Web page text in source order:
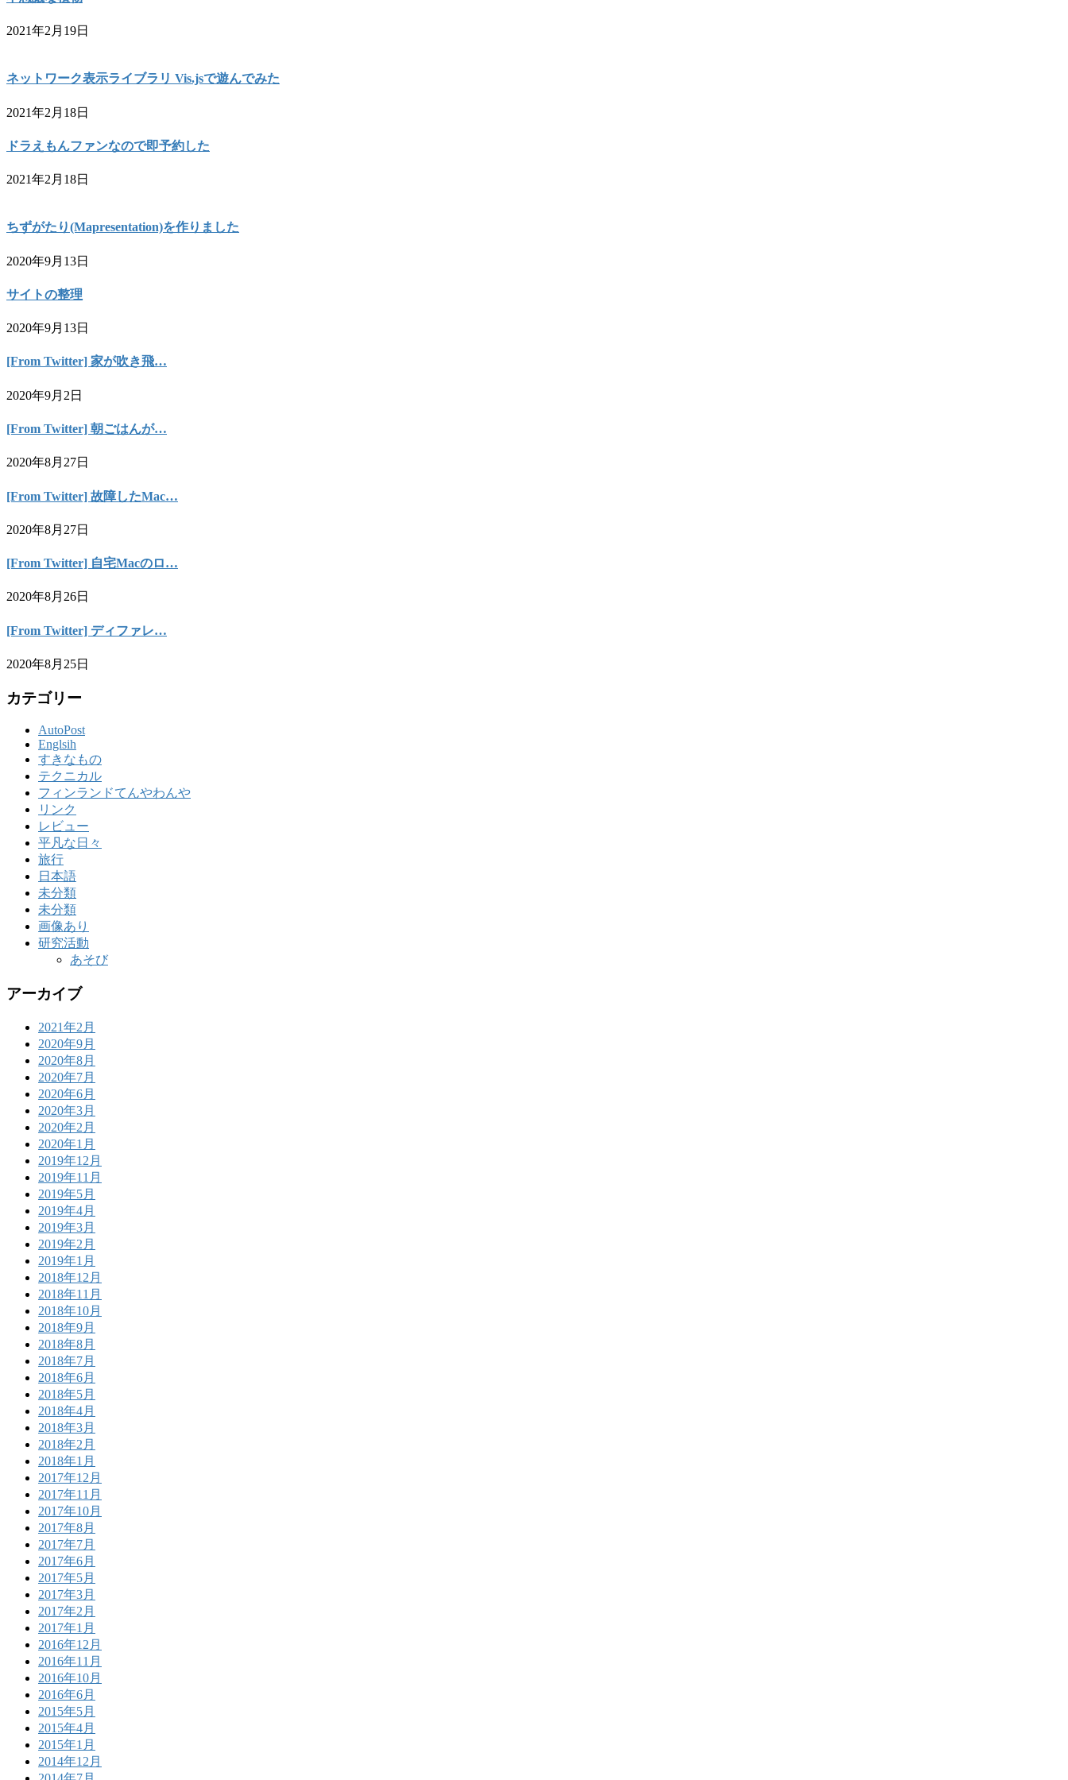
2021年2月19日
ネットワーク表示ライブラリ Vis.jsで遊んでみた
2021年2月18日
ドラえもんファンなので即予約した
2021年2月18日
ちずがたり(Mapresentation)を作りました
2020年9月13日
サイトの整理
2020年9月13日
[From Twitter] 家が吹き飛…
2020年9月2日
[From Twitter] 朝ごはんが…
2020年8月27日
[From Twitter] 故障したMac…
2020年8月27日
[From Twitter] 自宅Macのロ…
2020年8月26日
[From Twitter] ディファレ…
2020年8月25日
カテゴリー
AutoPost
Englsih
すきなもの
テクニカル
フィンランドてんやわんや
リンク
レビュー
平凡な日々
旅行
日本語
未分類
未分類
画像あり
研究活動
あそび
アーカイブ
2021年2月
2020年9月
2020年8月
2020年7月
2020年6月
2020年3月
2020年2月
2020年1月
2019年12月
2019年11月
2019年5月
2019年4月
2019年3月
2019年2月
2019年1月
2018年12月
2018年11月
2018年10月
2018年9月
2018年8月
2018年7月
2018年6月
2018年5月
2018年4月
2018年3月
2018年2月
2018年1月
2017年12月
2017年11月
2017年10月
2017年8月
2017年7月
2017年6月
2017年5月
2017年3月
2017年2月
2017年1月
2016年12月
2016年11月
2016年10月
2016年6月
2015年5月
2015年4月
2015年1月
2014年12月